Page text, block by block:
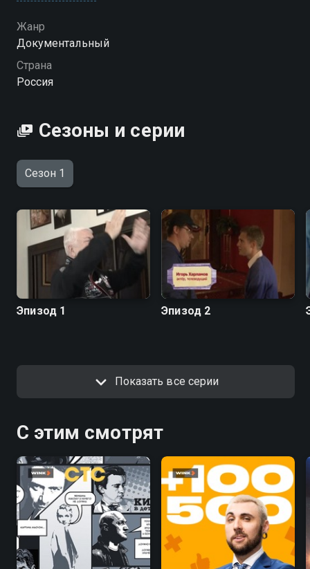
Жанр
Документальный
Страна
Россия
Сезоны и серии
Сезон 1
Эпизод 1 Эпизод 2
Показать все серии
С этим смотрят